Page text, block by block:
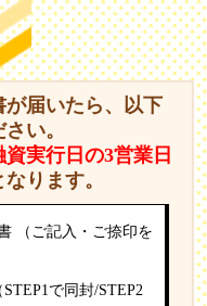
届いたら、以下
い。
資実行日の3営業日
なります。
（ご記入・ご捺印を
STEP1で同封/STEP2